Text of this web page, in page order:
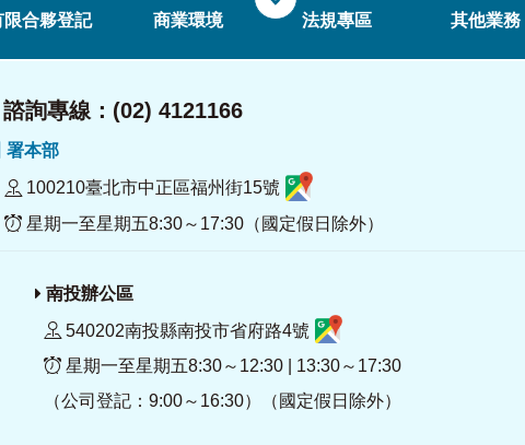
限合夥登記 商業環境 法規專區 其他業務
詢專線：(02) 4121166
署本部
100210臺北市中正區福州街15號
星期一至星期五8:30～17:30（國定假日除外）
南投辦公區
540202南投縣南投市省府路4號
星期一至星期五8:30～12:30 | 13:30～17:30
（公司登記：9:00～16:30）（國定假日除外）